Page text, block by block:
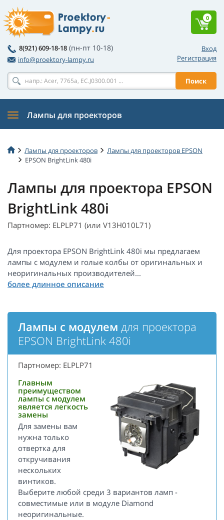
Вход
Регистрация
8(921) 609-18-18 (пн-пт 10-18)
info@proektory-lampy.ru
Поиск
0
Лампы для проекторов
Лампы для проекторов
Лампы для проекторов EPSON
EPSON BrightLink 480i
Лампы для проектора EPSON
BrightLink 480i
Партномер: ELPLP71 (или V13H010L71)
Для проектора EPSON BrightLink 480i мы предлагаем
лампы с модулем и голые колбы от оригинальных и
неоригинальных производителей...
Лампы с модулем для проектора
EPSON BrightLink 480i
Партномер: ELPLP71
Главным
преимуществом
лампы с модулем
является легкость
замены
Для замены вам
нужна только
отвертка для
откручивания
нескольких
винтиков.
Выберите любой среди 3 вариантов ламп -
совместимые или в модуле Diamond
неоригинальные.